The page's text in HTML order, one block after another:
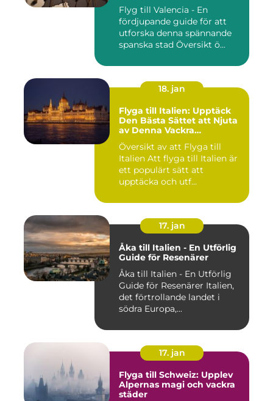
Flyg till Valencia - En
fördjupande guide för att
utforska denna spännande
spanska stad Översikt ö...
18. jan
Flyga till Italien: Upptäck
Den Bästa Sättet att Njuta
av Denna Vackra
Destination
Översikt av att Flyga till
Italien Att flyga till Italien är
ett populärt sätt att
upptäcka och utf...
17. jan
Åka till Italien - En Utförlig
Guide för Resenärer
Åka till Italien - En Utförlig
Guide för Resenärer Italien,
det förtrollande landet i
södra Europa,...
17. jan
Flyga till Schweiz: Upplev
Alpernas magi och vackra
städer